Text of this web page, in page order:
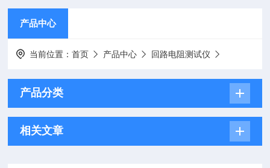
产品中心
当前位置：首页 产品中心 回路电阻测试仪
产品分类
相关文章